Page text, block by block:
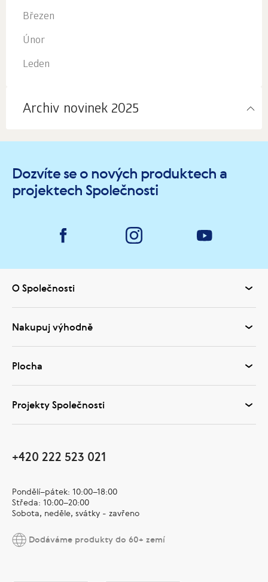
Březen
Únor
Leden
Archiv novinek 2025
Dozvíte se o nových produktech a
projektech Společnosti
O Společnosti
Nakupuj výhodně
Plocha
Projekty Společnosti
+420 222 523 021
Pondělí–pátek: 10:00–18:00
Středa: 10:00–20:00
Sobota, neděle, svátky - zavřeno
Dodáváme produkty do 60+ zemí